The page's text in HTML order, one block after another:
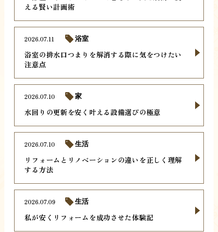
える賢い計画術
浴室の排水口つまりを解消する際に気をつけたい
注意点
2026.07.11 浴室
水回りの更新を安く叶える設備選びの極意
2026.07.10 家
リフォームとリノベーションの違いを正しく理解
する方法
2026.07.10 生活
私が安くリフォームを成功させた体験記
2026.07.09 生活